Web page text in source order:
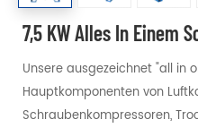
7,5 KW Alles In Einem
Unsere ausgezeichnet "all in
Hauptkomponenten von
Schraubenkompressoren,